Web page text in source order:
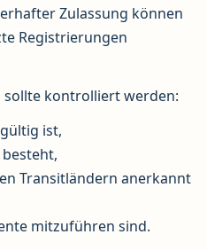
Zulassung können
Registrierungen
sollte kontrolliert werden:
ist,
Transitländern anerkannt
mitzuführen sind.